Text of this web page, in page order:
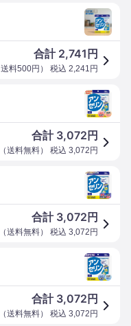
合計 2,741 円
送料500円 ） 税込 2,241 円
合計 3,072 円
（送料無料） 税込 3,072 円
合計 3,072 円
（送料無料） 税込 3,072 円
合計 3,072 円
（送料無料） 税込 3,072 円